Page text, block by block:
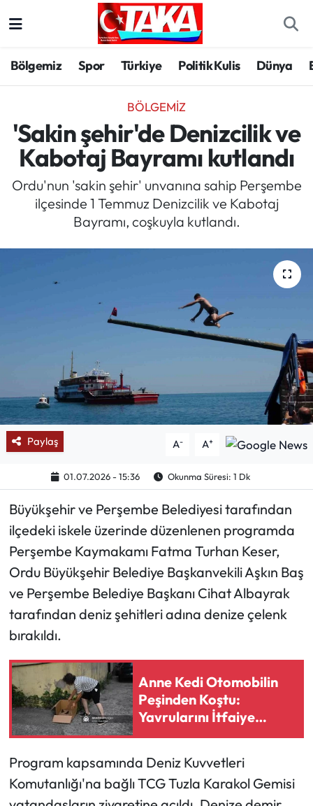
Bölgemiz Spor Türkiye Politik Kulis Dünya
BÖLGEMIZ
'Sakin şehir'de Denizcilik ve
Kabotaj Bayramı kutlandı
Ordu'nun 'sakin şehir' unvanına sahip Perşembe
ilçesinde 1 Temmuz Denizcilik ve Kabotaj
Bayramı, coşkuyla kutlandı.
Paylaş A- A+
01.07.2026 - 15:36 Okunma Süresi: 1 Dk
Büyükşehir ve Perşembe Belediyesi tarafından
ilçedeki iskele üzerinde düzenlenen programda
Perşembe Kaymakamı Fatma Turhan Keser,
Ordu Büyükşehir Belediye Başkanvekili Aşkın Baş
ve Perşembe Belediye Başkanı Cihat Albayrak
tarafından deniz şehitleri adına denize çelenk
bırakıldı.
Anne Kedi Otomobilin
Peşinden Koştu:
Yavrularını İtfaiye
Kurtardı
Program kapsamında Deniz Kuvvetleri
Komutanlığı'na bağlı TCG Tuzla Karakol Gemisi
Spor
Türkiye
Kültür/Sanat
Politika
Politik Kulis
Röportaj
Manşet
Köşe Yazıları
Karikatür Galeri
BIK
ASTROLOJİ
Spor Yazıları
Mektup Galeri
Ekonomi
Sağlık
Turizm
Teknoloji
Trabzon Hava Durumu
Trabzon Trafik Yoğunluk Haritası
Süper Lig Puan Durumu ve Fikstür
Tüm Manşetler
Son Dakika Haberleri